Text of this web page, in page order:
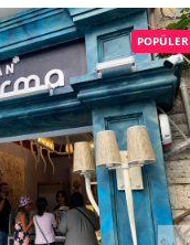
POPÜLER